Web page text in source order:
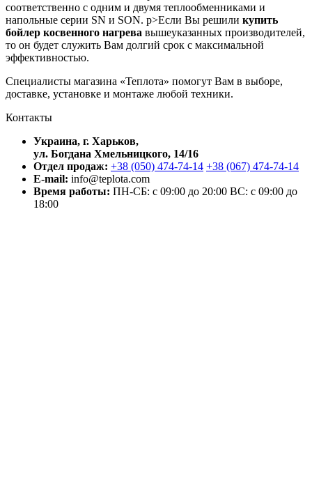
соответственно с одним и двумя теплообменниками и
напольные серии SN и SON. p>Если Вы решили купить
бойлер косвенного нагрева вышеуказанных производителей,
то он будет служить Вам долгий срок с максимальной
эффективностью.
Специалисты магазина «Теплота» помогут Вам в выборе,
доставке, установке и монтаже любой техники.
Контакты
Украина, г. Харьков,
ул. Богдана Хмельницкого, 14/16
Отдел продаж: +38 (050) 474-74-14 +38 (067) 474-74-14
E-mail: info@teplota.com
Время работы: ПН-СБ: с 09:00 до 20:00 ВС: с 09:00 до
18:00